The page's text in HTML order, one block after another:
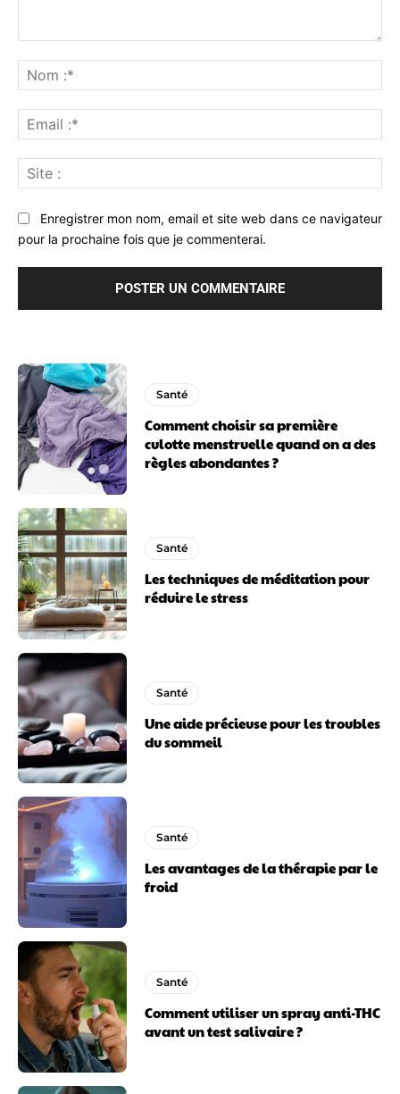
:*
:*
:
Enregistrer mon nom, email et site web dans ce navigateur
pour la prochaine fois que je commenterai.
Santé
Comment choisir sa première
culotte menstruelle quand on a des
règles abondantes ?
Santé
Les techniques de méditation pour
réduire le stress
Santé
Une aide précieuse pour les troubles
du sommeil
Santé
Les avantages de la thérapie par le
froid
Santé
Comment utiliser un spray anti-THC
avant un test salivaire ?